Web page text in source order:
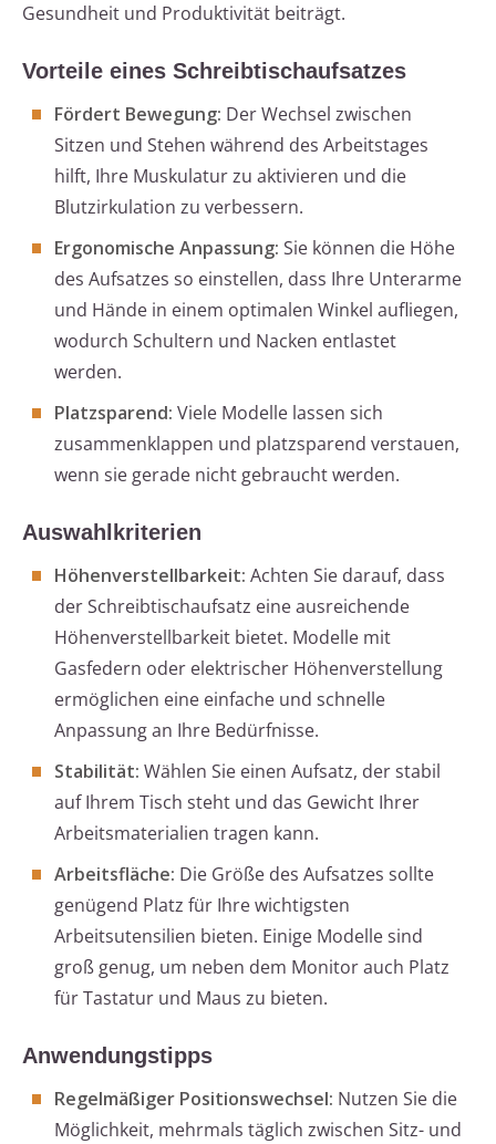
Gesundheit und Produktivität beiträgt.
Vorteile eines Schreibtischaufsatzes
Fördert Bewegung: Der Wechsel zwischen
Sitzen und Stehen während des Arbeitstages
hilft, Ihre Muskulatur zu aktivieren und die
Blutzirkulation zu verbessern.
Ergonomische Anpassung: Sie können die Höhe
des Aufsatzes so einstellen, dass Ihre Unterarme
und Hände in einem optimalen Winkel aufliegen,
wodurch Schultern und Nacken entlastet
werden.
Platzsparend: Viele Modelle lassen sich
zusammenklappen und platzsparend verstauen,
wenn sie gerade nicht gebraucht werden.
Auswahlkriterien
Höhenverstellbarkeit: Achten Sie darauf, dass
der Schreibtischaufsatz eine ausreichende
Höhenverstellbarkeit bietet. Modelle mit
Gasfedern oder elektrischer Höhenverstellung
ermöglichen eine einfache und schnelle
Anpassung an Ihre Bedürfnisse.
Stabilität: Wählen Sie einen Aufsatz, der stabil
auf Ihrem Tisch steht und das Gewicht Ihrer
Arbeitsmaterialien tragen kann.
Arbeitsfläche: Die Größe des Aufsatzes sollte
genügend Platz für Ihre wichtigsten
Arbeitsutensilien bieten. Einige Modelle sind
groß genug, um neben dem Monitor auch Platz
für Tastatur und Maus zu bieten.
Anwendungstipps
Regelmäßiger Positionswechsel: Nutzen Sie die
Möglichkeit, mehrmals täglich zwischen Sitz- und